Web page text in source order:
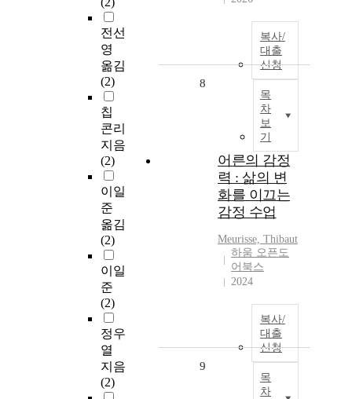
전선
영
옮김
(2)
칩
콘리
지음
(2)
이일
준
옮김
(2)
이일
준
(2)
정우
열
지음
(2)
복사/
대출
신청
목
차
보
기
8
어른의 감정
력 : 삶의 변
화를 이끄는
감정 수업
Meurisse, Thibaut
하움 오픈도
어북스
2024
복사/
대출
신청
목
차
9